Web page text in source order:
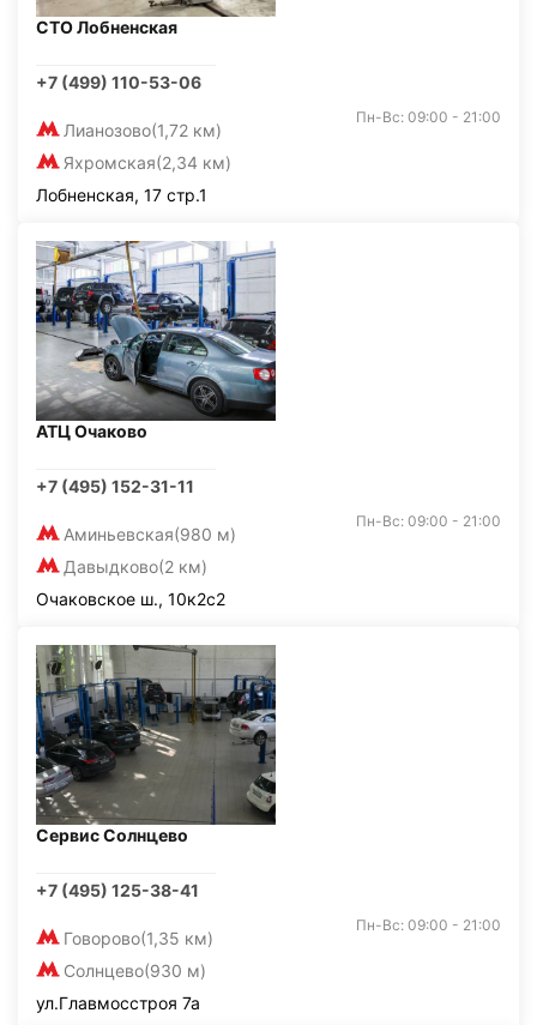
СТО Лобненская
+7 (499) 110-53-06
Лианозово(1,72 км)
Яхромская(2,34 км)
Пн-Вс: 09:00 - 21:00
Лобненская, 17 стр.1
АТЦ Очаково
+7 (495) 152-31-11
Аминьевская(980 м)
Давыдково(2 км)
Пн-Вс: 09:00 - 21:00
Очаковское ш., 10к2с2
Сервис Солнцево
+7 (495) 125-38-41
Говорово(1,35 км)
Солнцево(930 м)
Пн-Вс: 09:00 - 21:00
ул.Главмосстроя 7а